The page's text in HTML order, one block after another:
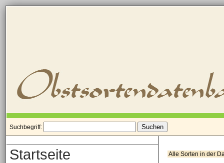
Suchbegriff:
Startseite
Alle Sorten in der